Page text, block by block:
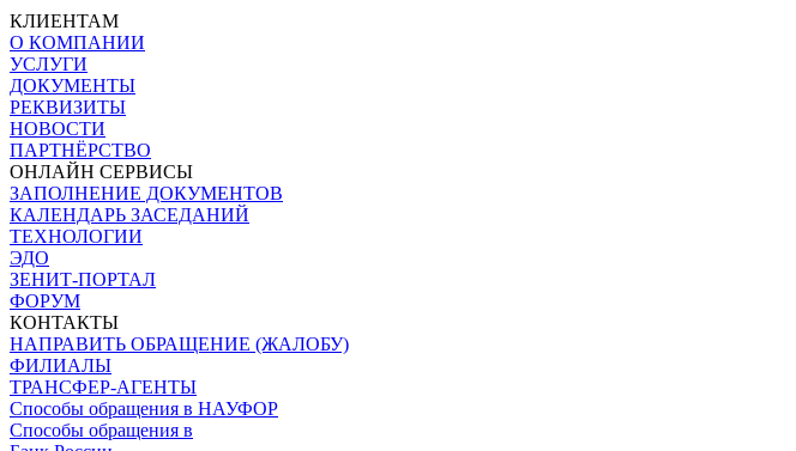
КЛИЕНТАМ
О КОМПАНИИ
УСЛУГИ
ДОКУМЕНТЫ
РЕКВИЗИТЫ
НОВОСТИ
ПАРТНЁРСТВО
ОНЛАЙН СЕРВИСЫ
ЗАПОЛНЕНИЕ ДОКУМЕНТОВ
КАЛЕНДАРЬ ЗАСЕДАНИЙ
ТЕХНОЛОГИИ
ЭДО
ЗЕНИТ-ПОРТАЛ
ФОРУМ
КОНТАКТЫ
НАПРАВИТЬ ОБРАЩЕНИЕ (ЖАЛОБУ)
ФИЛИАЛЫ
ТРАНСФЕР-АГЕНТЫ
Способы обращения в НАУФОР
Способы обращения в